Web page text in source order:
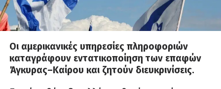
Οι αμερικανικές υπηρεσίες πληροφοριών
καταγράφουν εντατικοποίηση των επαφών
Άγκυρας–Καίρου και ζητούν διευκρινίσεις.